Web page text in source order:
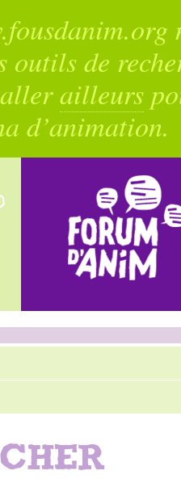
de
ailleurs
d’animation.